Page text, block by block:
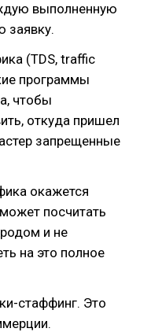
выполненную
заявку.
(TDS, traffic
программы
чтобы
откуда пришел
запрещенные
окажется
посчитать
и не
на это полное
стаффинг. Это